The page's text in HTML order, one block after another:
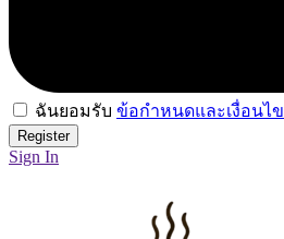
ฉันยอมรับ ข้อกำหนดและเงื่อนไข
Sign In